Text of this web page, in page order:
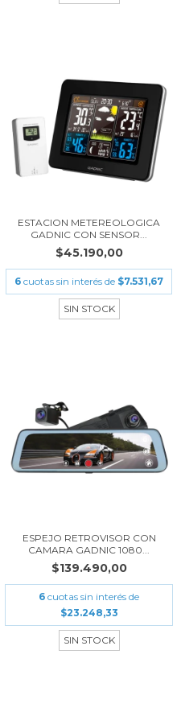
ESTACION METEREOLOGICA
GADNIC CON SENSOR...
$45.190,00
6 cuotas sin interés de $7.531,67
SIN STOCK
ESPEJO RETROVISOR CON
CAMARA GADNIC 1080...
$139.490,00
6 cuotas sin interés de
$23.248,33
SIN STOCK